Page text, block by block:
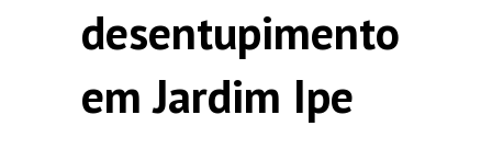
desentupimento
em Jardim Ipe